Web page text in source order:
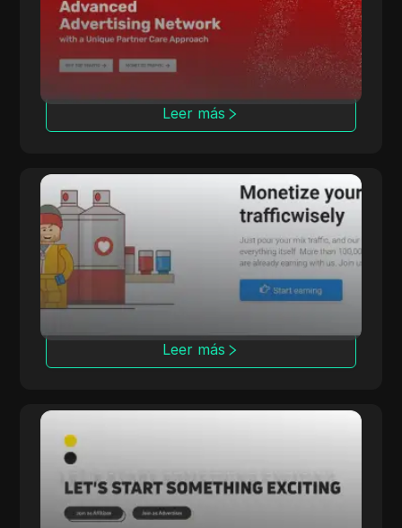
varios modelos de costo y herramientas
avanzadas de seguimiento.
Leer más
LosPollos
LosPollos ayuda a los afiliados a aumentar las
conversiones a través de la monetización
automatizada de Smartlink.
Leer más
Rainmaker ofrece altas tasas de conversión
con campañas exclusivas de múltiples
verticales, centrándose en soluciones de
iGaming internas.